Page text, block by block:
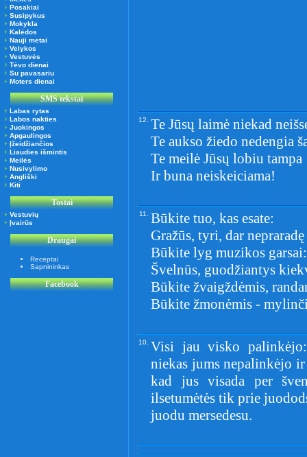
Posakiai
Susipykus
Mokykla
Kalėdos
Nauji metai
Velykos
Vestuvės
Tėvo dienai
Su pavasariu
Moters dienai
SMS tekstai
Labas rytas
Labos nakties
Juokingos
Apgaulingos
Įžeidžiančios
Liaudies išmintis
Meilės
Nusivylimo
Angliški
Kiti
Tostai
Vestuvių
Įvairūs
Draugai
Receptai
Sapnininkas
Facebook
12. Te Jūsų laimė niekad
Te aukso žiedo nedengia
Te meilė Jūsų lobiu tampa
Ir buna neiskeiciama!
11. Būkite tuo, kas esate:
Gražūs, tyri, dar
Būkite lyg muzikos garsai:
Švelnūs, guodžiantys
Būkite žvaigždėmis,
Būkite žmonėmis -
10. Visi jau visko
niekas jums nepalinkėjo
kad jus visada per
ilsetumėtės tik prie
juodu mersedesu.